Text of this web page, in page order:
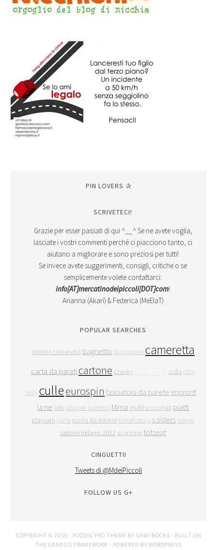
PIN LOVERS ✰
SCRIVETECI!
Grazie per esser passati di qui ^__^ Se ne avete voglia,
lasciate i vostri commenti perché ci piacciono tanto, ci
aiutano a migliorare e sono preziosi per tutti!
Se invece avete suggerimenti, consigli, critiche o se
semplicemente volete contattarci:
info[AT]mercatinodeipiccoli[DOT]com!
Arianna (Akari) & Federica (MeElaT)
POPULAR SEARCHES
adesivi cameretta bagnetto Bombonierecameretta
carta da parati cartone cranky culla culla
belly culleeurospin fasciatoio da parete impronte
la ne letti Libri per bambini Mima multifunzionali piatti
playsam porta porta da interni portafrutta s s sisters salone
salone milano 2012 scarpine totseat
CINGUETTII
Tweets di @MdeiPiccoli
FOLLOW US G+
COPYRIGHT © 2019 · FOODIE PRO THEME BY SHAY BOCKS · BUILT ON
THE GENESIS FRAMEWORK · POWERED BY WORDPRESS